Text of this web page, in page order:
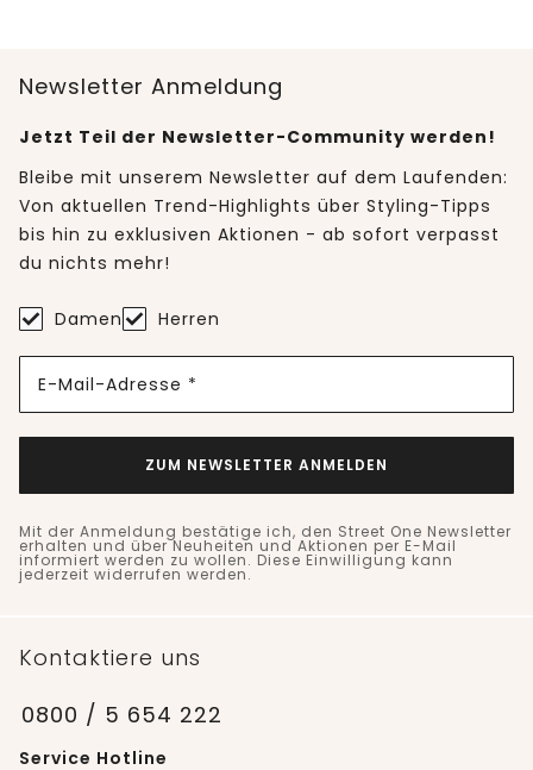
Newsletter Anmeldung
Jetzt Teil der Newsletter-Community werden!
Bleibe mit unserem Newsletter auf dem Laufenden:
Von aktuellen Trend-Highlights über Styling-Tipps
bis hin zu exklusiven Aktionen - ab sofort verpasst
du nichts mehr!
Damen Herren
E-Mail-Adresse *
ZUM NEWSLETTER ANMELDEN
Mit der Anmeldung bestätige ich, den Street One Newsletter
erhalten und über Neuheiten und Aktionen per E-Mail
informiert werden zu wollen. Diese Einwilligung kann
jederzeit widerrufen werden.
Kontaktiere uns
0800 / 5 654 222
Service Hotline